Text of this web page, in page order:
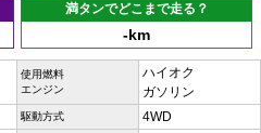
満タンでどこまで走る？
-km
使用燃料
エンジン
ハイオク
ガソリン
駆動方式 4WD